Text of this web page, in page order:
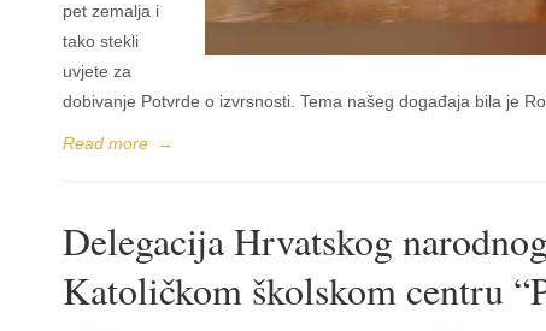
pet zemalja i
tako stekli
uvjete za
dobivanje Potvrde o izvrsnosti. Tema našeg događaja bila je
Read more →
Delegacija Hrvatskog
Katoličkom školskom centru